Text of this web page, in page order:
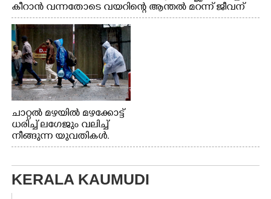
കീറാൻ വന്നതോടെ വയറിന്റെ ആന്തൽ മറന്ന് ജീവന്
വേണ്ടിയായി ഓട്ടം. എറണാകുളം വാത്തുരുത്തിയിൽ
നിന്നുള്ള കാഴ്ച
ചാറ്റൽ മഴയിൽ മഴക്കോട്ട്
ധരിച്ച് ലഗേജും വലിച്ച്
നീങ്ങുന്ന യുവതികൾ.
എറണാകുളം മേനകയിൽ
KERALA KAUMUDI